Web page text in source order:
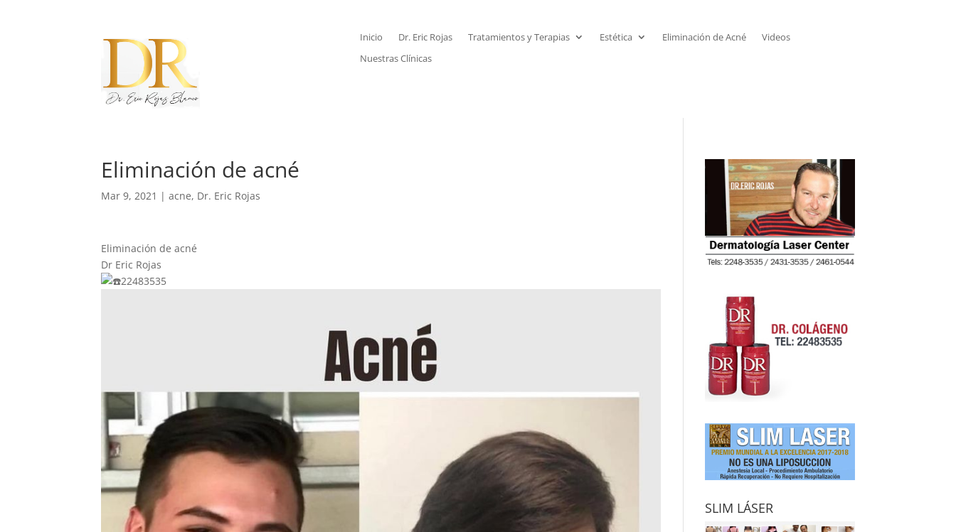
Inicio Dr. Eric Rojas Tratamientos y Terapias Estética Eliminación de Acné
Videos
Nuestras Clínicas
Eliminación de acné
Mar 9, 2021 | acne, Dr. Eric Rojas
Eliminación de acné
Dr Eric Rojas
22483535
SLIM LÁSER